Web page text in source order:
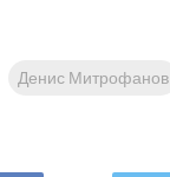
Денис Митрофанов